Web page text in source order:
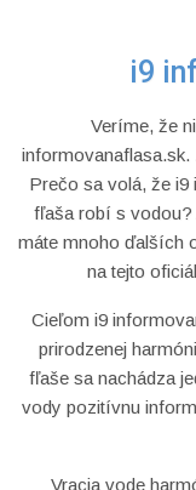
i9
Veríme, že
informovanaflasa.sk.
Prečo sa volá, že
fľaša robí s vodou?
máte mnoho ďalších
na tejto
Cieľom i9
prirodzenej
fľaše sa nachádza
vody pozitívnu
Vracia vode